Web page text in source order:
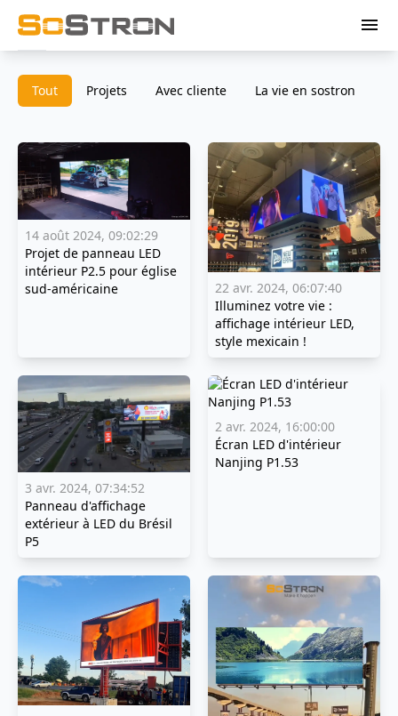
menu
Tout Projets Avec cliente La vie en sostron
14 août 2024, 09:02:29
Projet de panneau LED
intérieur P2.5 pour église
sud-américaine
22 avr. 2024, 06:07:40
Illuminez votre vie :
affichage intérieur LED,
style mexicain !
3 avr. 2024, 07:34:52
Panneau d'affichage
extérieur à LED du Brésil
P5
2 avr. 2024, 16:00:00
Écran LED d'intérieur
Nanjing P1.53